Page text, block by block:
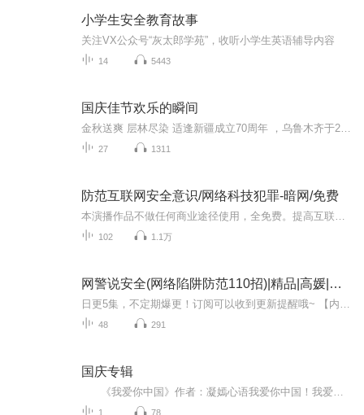
小学生安全教育故事
关注VX公众号“灰太郎学苑”，收听小学生英语辅导内容
14 5443
国庆佳节欢乐的瞬间
27 1311
防范互联网安全意识/网络科技犯罪-暗网/免费
102 1.1万
网警说安全(网络陷阱防范110招)|精品|高媛|当代文学
48 291
国庆专辑
1 78